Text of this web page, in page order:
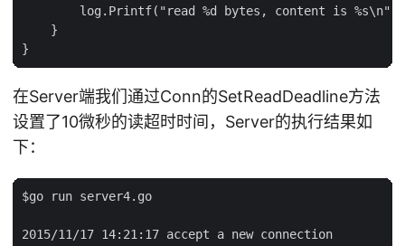
log.Printf("read %d bytes, content is %s\n",
    }
在Server端我们通过Conn的SetReadDeadline方法
设置了10微秒的读超时时间，Server的执行结果如
下：
$go run server4.go
2015/11/17 14:21:17 accept a new connection